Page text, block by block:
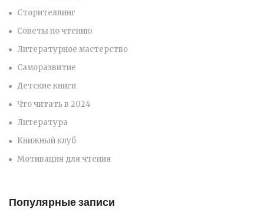
Сторителлинг
Советы по чтению
Литературное мастерство
Саморазвитие
Детские книги
Что читать в 2024
Литература
Книжный клуб
Мотивация для чтения
Популярные записи